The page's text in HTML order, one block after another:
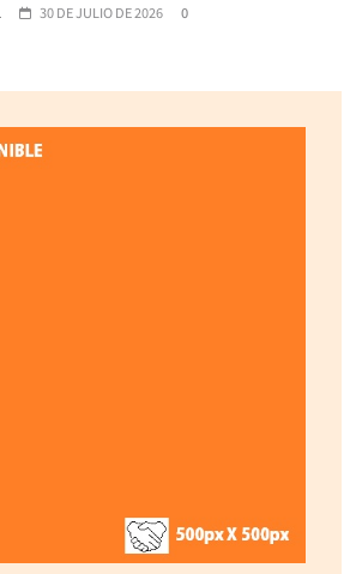
30 DE JULIO DE 2026 0